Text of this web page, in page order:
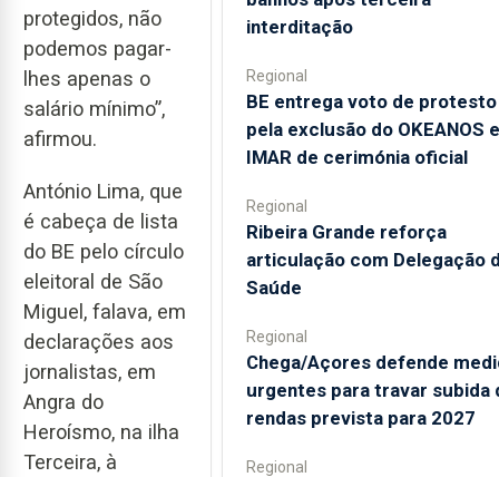
protegidos, não
podemos pagar-
lhes apenas o
salário mínimo”,
afirmou.
António Lima, que
é cabeça de lista
do BE pelo círculo
eleitoral de São
Miguel, falava, em
declarações aos
jornalistas, em
Angra do
Heroísmo, na ilha
Terceira, à
interditação
Regional
BE entrega voto de protesto
pela exclusão do OKEANOS e
IMAR de cerimónia oficial
Regional
Ribeira Grande reforça
articulação com Delegação
Saúde
Regional
Chega/Açores defende
urgentes para travar subida
rendas prevista para 2027
Regional